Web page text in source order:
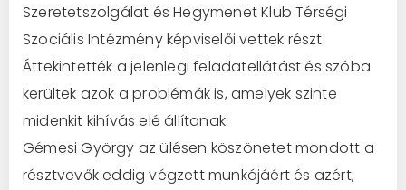
Szeretetszolgálat és Hegymenet Klub Térségi
Szociális Intézmény képviselői vettek részt.
Áttekintették a jelenlegi feladatellátást és szóba
kerültek azok a problémák is, amelyek szinte
midenkit kihívás elé állítanak.
Gémesi György az ülésen köszönetet mondott a
résztvevők eddig végzett munkájáért és azért,